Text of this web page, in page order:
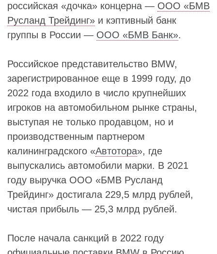
российская «дочка» концерна — ООО «БМВ
Русланд Трейдинг» и кэптивный банк
группы в России — ООО «БМВ Банк».
Российское представительство BMW,
зарегистрированное еще в 1999 году, до
2022 года входило в число крупнейших
игроков на автомобильном рынке страны,
выступая не только продавцом, но и
производственным партнером
калининградского «Автотора», где
выпускались автомобили марки. В 2021
году выручка ООО «БМВ Русланд
Трейдинг» достигала 229,5 млрд рублей,
чистая прибыль — 25,3 млрд рублей.
После начала санкций в 2022 году